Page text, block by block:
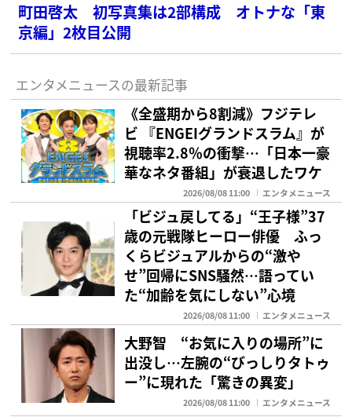
町田啓太 初写真集は2部構成 オトナな「東
京編」2枚目公開
エンタメニュースの最新記事
《全盛期から8割減》フジテレ
ビ 『ENGEIグランドスラム』が
視聴率2.8％の衝撃…「日本一豪
華なネタ番組」が衰退したワケ
2026/08/08 11:00 エンタメニュース
「ビジュ戻してる」“王子様”37
歳の元戦隊ヒーロー俳優 ふっ
くらビジュアルからの“激や
せ”回帰にSNS騒然…語ってい
た“加齢を気にしない”心境
2026/08/08 11:00 エンタメニュース
大野智 “お気に入りの場所”に
出没し…左腕の“びっしりタトゥ
ー”に現れた「驚きの異変」
2026/08/08 11:00 エンタメニュース